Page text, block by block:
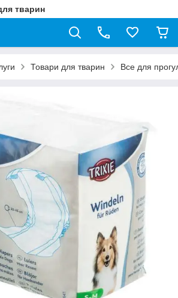
тварин
Товари для тварин Все для